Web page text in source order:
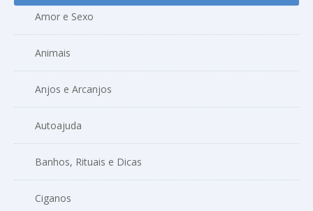
Amor e Sexo
Animais
Anjos e Arcanjos
Autoajuda
Banhos, Rituais e Dicas
Ciganos